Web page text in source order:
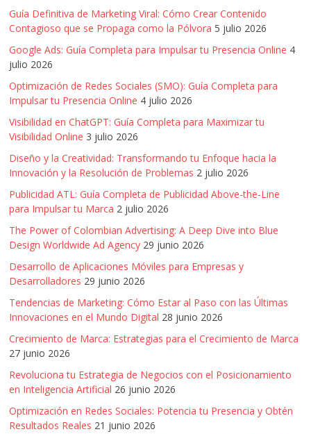
Guía Definitiva de Marketing Viral: Cómo Crear Contenido
Contagioso que se Propaga como la Pólvora 5 julio 2026
Google Ads: Guía Completa para Impulsar tu Presencia Online 4
julio 2026
Optimización de Redes Sociales (SMO): Guía Completa para
Impulsar tu Presencia Online 4 julio 2026
Visibilidad en ChatGPT: Guía Completa para Maximizar tu
Visibilidad Online 3 julio 2026
Diseño y la Creatividad: Transformando tu Enfoque hacia la
Innovación y la Resolución de Problemas 2 julio 2026
Publicidad ATL: Guía Completa de Publicidad Above-the-Line
para Impulsar tu Marca 2 julio 2026
The Power of Colombian Advertising: A Deep Dive into Blue
Design Worldwide Ad Agency 29 junio 2026
Desarrollo de Aplicaciones Móviles para Empresas y
Desarrolladores 29 junio 2026
Tendencias de Marketing: Cómo Estar al Paso con las Últimas
Innovaciones en el Mundo Digital 28 junio 2026
Crecimiento de Marca: Estrategias para el Crecimiento de Marca
27 junio 2026
Revoluciona tu Estrategia de Negocios con el Posicionamiento
en Inteligencia Artificial 26 junio 2026
Optimización en Redes Sociales: Potencia tu Presencia y Obtén
Resultados Reales 21 junio 2026